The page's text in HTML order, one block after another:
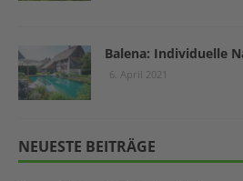
Balena: Individuelle
6. April 2021
NEUESTE BEITRÄGE